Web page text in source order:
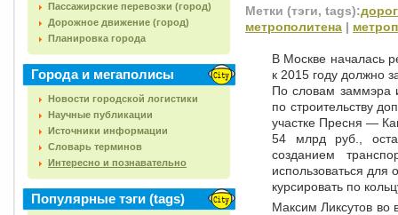
Пассажирские перевозки (город)
Дорожное движение (город)
Планировка города
Города и мегаполисы
Новости городской логистики
Научные публикации
Источники информации
Словарь терминов
Интересно и познавательно
Популярные тэги (tags)
Метки (тэги, tags):
метрополитена |
В Москве началась
к 2015 году должно
По словам заммэра
по строительству
участке Пресня —
54 млрд руб.,
созданием
использоваться для
курсировать по
Максим Ликсутов во